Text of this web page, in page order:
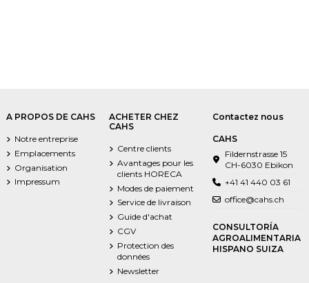
A PROPOS DE CAHS
Notre entreprise
Emplacements
Organisation
Impressum
ACHETER CHEZ
CAHS
Centre clients
Avantages pour les
clients HORECA
Modes de paiement
Service de livraison
Guide d'achat
CGV
Protection des
données
Newsletter
Contactez nous
CAHS
Fildernstrasse 15
CH-6030 Ebikon
+41 41 440 03 61
office@cahs.ch
CONSULTORÍA
AGROALIMENTARIA
HISPANO SUIZA